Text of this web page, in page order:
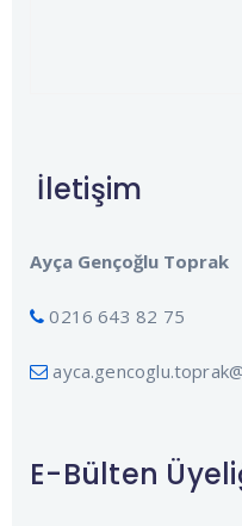
İletişim
Ayça Gençoğlu Toprak
0216 643 82 75
E-Bülten